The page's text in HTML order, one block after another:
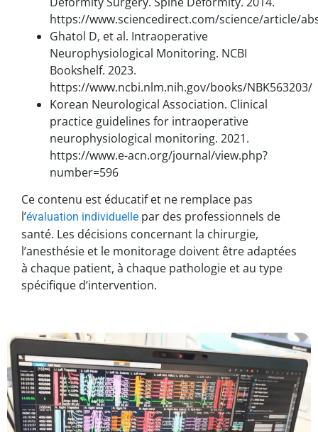
https://www.sciencedirect.com/science/article/
Ghatol D, et al. Intraoperative
Neurophysiological Monitoring. NCBI
Bookshelf. 2023.
https://www.ncbi.nlm.nih.gov/books/NBK563203/
Korean Neurological Association. Clinical
practice guidelines for intraoperative
neurophysiological monitoring. 2021.
https://www.e-acn.org/journal/view.php?
number=596
Ce contenu est éducatif et ne remplace pas
l’évaluation individuelle par des professionnels de
santé. Les décisions concernant la chirurgie,
l’anesthésie et le monitorage doivent être adaptées
à chaque patient, à chaque pathologie et au type
spécifique d’intervention.